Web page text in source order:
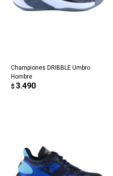
Championes DRIBBLE Umbro
Hombre
$ 3.490